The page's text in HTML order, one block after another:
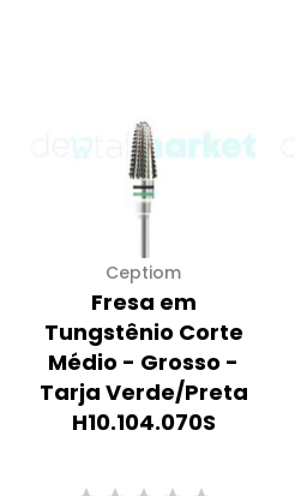
Ceptiom
Fresa em
Tungstênio Corte
Médio - Grosso -
Tarja Verde/Preta
H10.104.070S